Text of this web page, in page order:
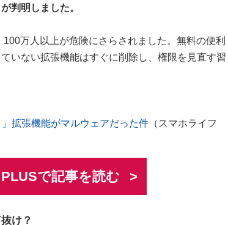
判明しました。
万人以上が危険にさらされました。無料の便利
いない拡張機能はすぐに削除し、権限を見直す習
拡張機能がマルウェアだった件（スマホライフ
で記事を読む
け？